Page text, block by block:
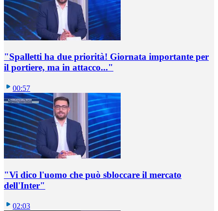
"Spalletti ha due priorità! Giornata importante per
il portiere, ma in attacco..."
00:57
"Vi dico l'uomo che può sbloccare il mercato
dell'Inter"
02:03